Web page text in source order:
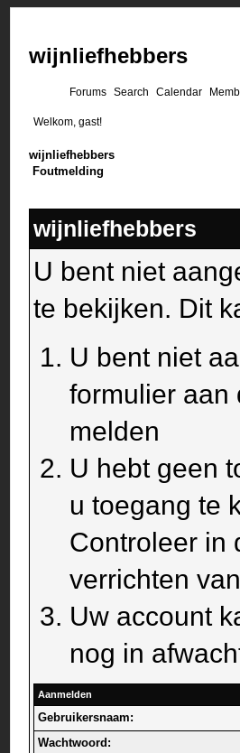
wijnliefhebbers
Forums Search Calendar
Welkom, gast!
wijnliefhebbers
Foutmelding
wijnliefhebbers
U bent niet
te bekijken. Dit
U bent niet
formulier aan
melden
U hebt geen
u toegang te
Controleer in
verrichten
Uw account
nog in
Aanmelden
Gebruikersnaam:
Wachtwoord: